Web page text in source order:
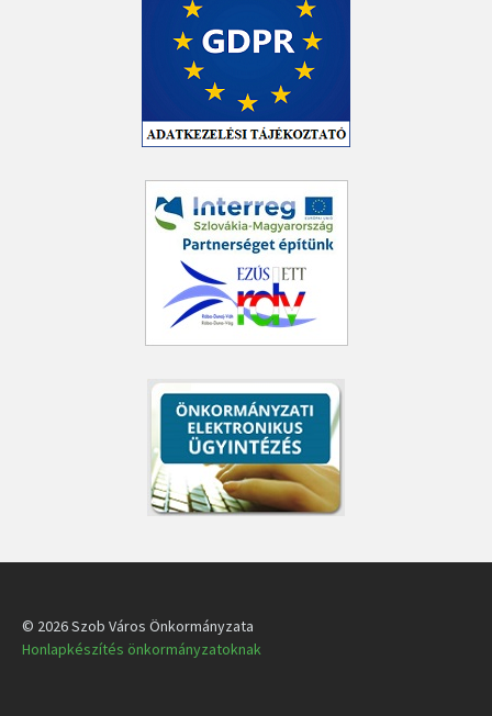
© 2026 Szob Város Önkormányzata
Honlapkészítés önkormányzatoknak